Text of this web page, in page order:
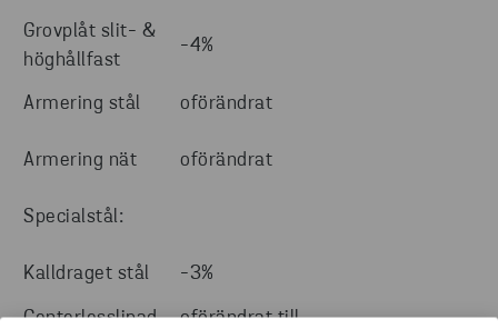
Grovplåt slit- &
höghållfast
-4%
Armering stål oförändrat
Armering nät oförändrat
Specialstål:
Kalldraget stål -3%
Centerlesslipad oförändrat till